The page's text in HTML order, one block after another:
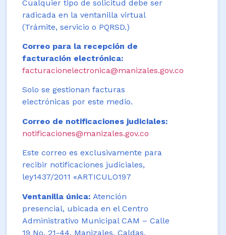
Cualquier tipo de solicitud debe ser
radicada en la ventanilla virtual
(Trámite, servicio o PQRSD.)
Correo para la recepción de
facturación electrónica:
facturacionelectronica@manizales.gov.co
Solo se gestionan facturas
electrónicas por este medio.
Correo de notificaciones judiciales:
notificaciones@manizales.gov.co
Este correo es exclusivamente para
recibir notificaciones judiciales,
ley1437/2011 «ARTICULO197
Ventanilla única: Atención
presencial, ubicada en el Centro
Administrativo Municipal CAM – Calle
19 No. 21-44. Manizales, Caldas,